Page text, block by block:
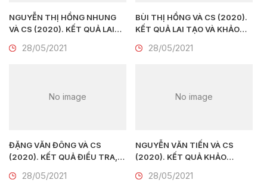
NGUYỄN THỊ HỒNG NHUNG
VÀ CS (2020). KẾT QUẢ LAI
TRỒNG CHẬU
28/05/2021
BÙI THỊ HỒNG VÀ CS (2020).
KẾT QUẢ LAI TẠO VÀ KHẢO
VIỆT HỒNG
28/05/2021
No image
ĐẶNG VĂN ĐÔNG VÀ CS
(2020). KẾT QUẢ ĐIỀU TRA,
XUẤT VÀ PHÁT TRIỂN HOA
28/05/2021
No image
NGUYỄN VĂN TIẾN VÀ CS
(2020). KẾT QUẢ KHẢO
ĐIỆP LAI HĐ2 Ở MỘT SỐ TỈNH
28/05/2021